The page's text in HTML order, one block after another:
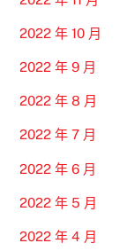
2022 年 10 月
2022 年 9 月
2022 年 8 月
2022 年 7 月
2022 年 6 月
2022 年 5 月
2022 年 4 月